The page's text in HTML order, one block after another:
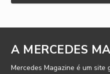
A MERCEDES
Mercedes Magazine é um